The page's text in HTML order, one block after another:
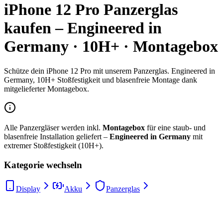
iPhone 12 Pro Panzerglas
kaufen – Engineered in
Germany · 10H+ · Montagebox
Schütze dein iPhone 12 Pro mit unserem Panzerglas. Engineered in
Germany, 10H+ Stoßfestigkeit und blasenfreie Montage dank
mitgelieferter Montagebox.
Alle Panzergläser werden inkl. Montagebox für eine staub- und
blasenfreie Installation geliefert – Engineered in Germany mit
extremer Stoßfestigkeit (10H+).
Kategorie wechseln
Display Akku Panzerglas